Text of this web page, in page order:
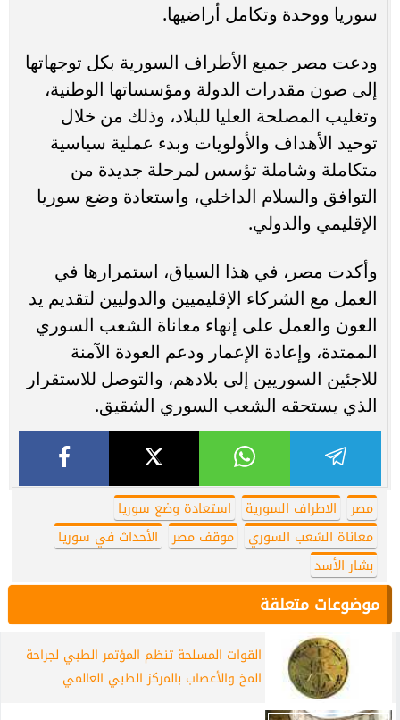
سوريا ووحدة وتكامل أراضيها.
ودعت مصر جميع الأطراف السورية بكل توجهاتها
إلى صون مقدرات الدولة ومؤسساتها الوطنية،
وتغليب المصلحة العليا للبلاد، وذلك من خلال
توحيد الأهداف والأولويات وبدء عملية سياسية
متكاملة وشاملة تؤسس لمرحلة جديدة من
التوافق والسلام الداخلي، واستعادة وضع سوريا
الإقليمي والدولي.
وأكدت مصر، في هذا السياق، استمرارها في
العمل مع الشركاء الإقليميين والدوليين لتقديم يد
العون والعمل على إنهاء معاناة الشعب السوري
الممتدة، وإعادة الإعمار ودعم العودة الآمنة
للاجئين السوريين إلى بلادهم، والتوصل للاستقرار
الذي يستحقه الشعب السوري الشقيق.
مصر الاطراف السورية
استعادة وضع سوريا
معاناة الشعب السوري
موقف مصر
الأحداث في سوريا
بشار الأسد
موضوعات متعلقة
القوات المسلحة تنظم المؤتمر الطبي لجراحة
المخ والأعصاب بالمركز الطبي العالمي